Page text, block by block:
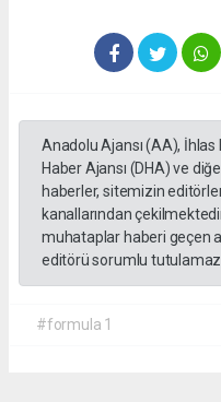
Anadolu Ajansı (AA), İhlas
Haber Ajansı (DHA) ve
haberler, sitemizin
kanallarından
muhataplar haberi geçen
editörü sorumlu tutulamaz...
#formula 1